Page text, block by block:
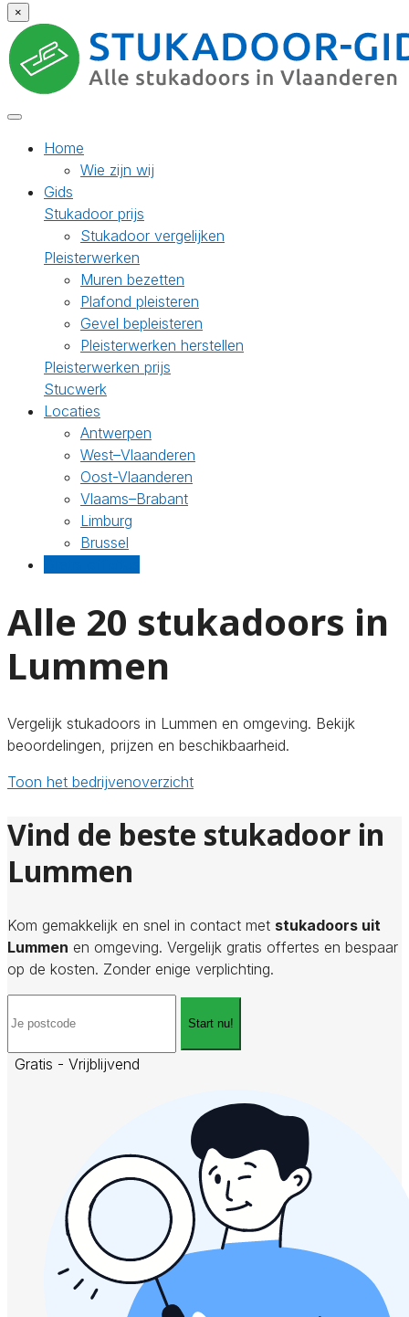
×
Home
Wie zijn wij
Gids
Stukadoor prijs
Stukadoor vergelijken
Pleisterwerken
Muren bezetten
Plafond pleisteren
Gevel bepleisteren
Pleisterwerken herstellen
Pleisterwerken prijs
Stucwerk
Locaties
Antwerpen
West–Vlaanderen
Oost-Vlaanderen
Vlaams–Brabant
Limburg
Brussel
Alle 20 stukadoors in
Lummen
Vergelijk stukadoors in Lummen en omgeving. Bekijk
beoordelingen, prijzen en beschikbaarheid.
Toon het bedrijvenoverzicht
Vind de beste stukadoor in
Lummen
Kom gemakkelijk en snel in contact met stukadoors uit
Lummen en omgeving. Vergelijk gratis offertes en bespaar
op de kosten. Zonder enige verplichting.
Start nu!
Gratis - Vrijblijvend